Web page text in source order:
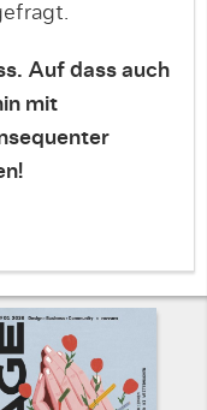
Auf dass auch
mit